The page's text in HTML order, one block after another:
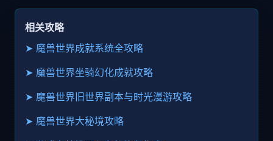
相关攻略
➤ 魔兽世界成就系统全攻略
➤ 魔兽世界坐骑幻化成就攻略
➤ 魔兽世界旧世界副本与时光漫游攻略
➤ 魔兽世界大秘境攻略